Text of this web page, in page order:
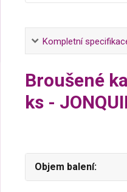
Kompletní
Broušené
ks -
Objem balení